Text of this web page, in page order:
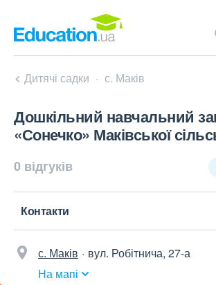
Дитячі садки с. Маків
Дошкільний навчальний
«Сонечко» Маківської
0 відгуків
Контакти
с. Маків
вул. Робітнича, 27-а
На мапі